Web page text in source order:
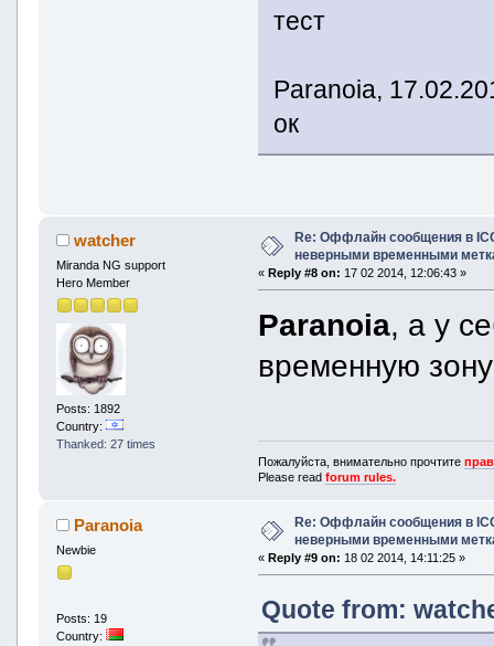
тест
Paranoia,
ок
watcher
Miranda NG support
Hero Member
Posts: 1892
Country:
Thanked: 27 times
Re: Оффлайн сообщения в
неверными временными
«Reply #8 on: 17 02 2014, 12:06:43 »
Paranoia, а у
временную
Пожалуйста, внимательно прочтите
Please readforum rules.
Paranoia
Newbie
Posts: 19
Country:
Re: Оффлайн сообщения в
неверными временными
«Reply #9 on: 18 02 2014, 14:11:25 »
Quote from: